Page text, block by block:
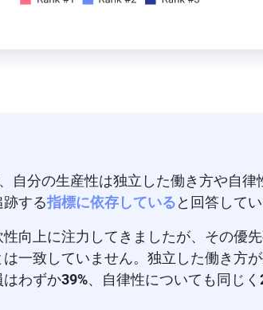
自分の生産性は独立した働き方や自律
する指標に依存していると回答してい
向上に注力してきましたが、その優
一致していません。独立した働き方
はわずか39%、自律性についても同じく